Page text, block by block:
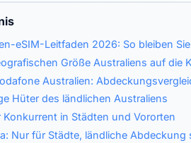
eSIM-Leitfaden 2026: So bleiben
Größe Australiens auf die
Australien:
Hüter des ländlichen Australiens
Konkurrent in Städten und Vororten
Nur für Städte, ländliche Abdeckung